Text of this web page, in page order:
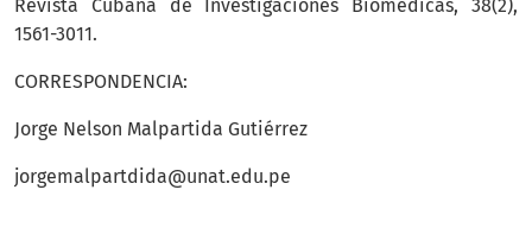
Revista Cubana de Investigaciones Biomédicas, 38(2),
1561-3011.
CORRESPONDENCIA:
Jorge Nelson Malpartida Gutiérrez
jorgemalpartdida@unat.edu.pe